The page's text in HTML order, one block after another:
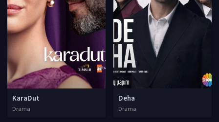
KaraDut
Drama
Deha
Drama